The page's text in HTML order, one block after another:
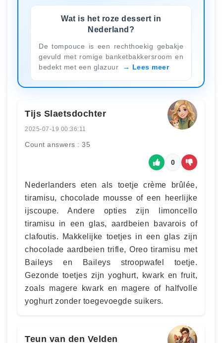
Wat is het roze dessert in
Nederland?
De tompouce is een rechthoekig gebakje
gevuld met romige banketbakkersroom en
bedekt met een glazuur
Lees meer
Tijs Slaetsdochter
2025-07-19 00:36:11
Count answers : 35
0
Nederlanders eten als toetje crème brûlée,
tiramisu, chocolade mousse of een heerlijke
ijscoupe. Andere opties zijn limoncello
tiramisu in een glas, aardbeien bavarois of
clafoutis. Makkelijke toetjes in een glas zijn
chocolade aardbeien trifle, Oreo tiramisu met
Baileys en Baileys stroopwafel toetje.
Gezonde toetjes zijn yoghurt, kwark en fruit,
zoals magere kwark en magere of halfvolle
yoghurt zonder toegevoegde suikers.
Teun van den Velden